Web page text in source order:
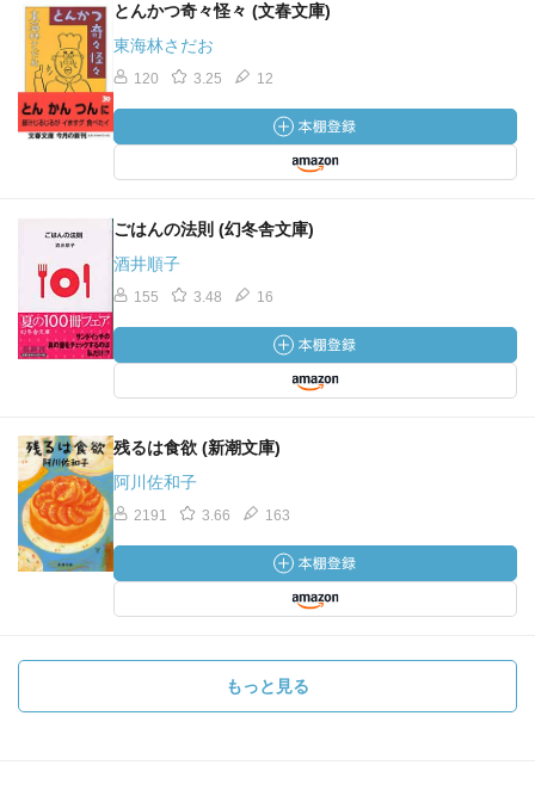
とんかつ奇々怪々 (文春文庫)
東海林さだお
120 3.25 12
ごはんの法則 (幻冬舎文庫)
酒井順子
155 3.48 16
残るは食欲 (新潮文庫)
阿川佐和子
2191 3.66 163
もっと見る